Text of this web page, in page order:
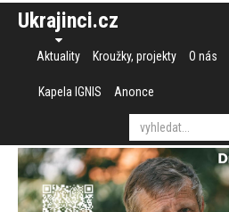
Ukrajinci.cz
Aktuality Kroužky, projekty O nás
Kapela IGNIS Anonce